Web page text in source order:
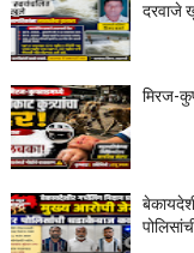
दरवाजे
मिरज-